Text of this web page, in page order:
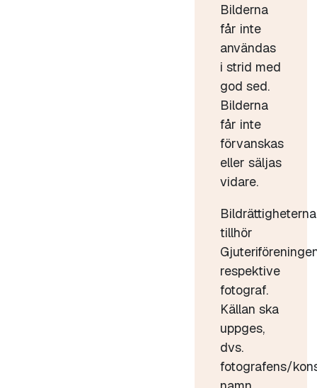
Bilderna
får inte
användas
i strid med
god sed.
Bilderna
får inte
förvanskas
eller säljas
vidare.
Bildrättigheterna
tillhör
respektive
fotograf.
Källan ska
uppges,
dvs.
fotografens/